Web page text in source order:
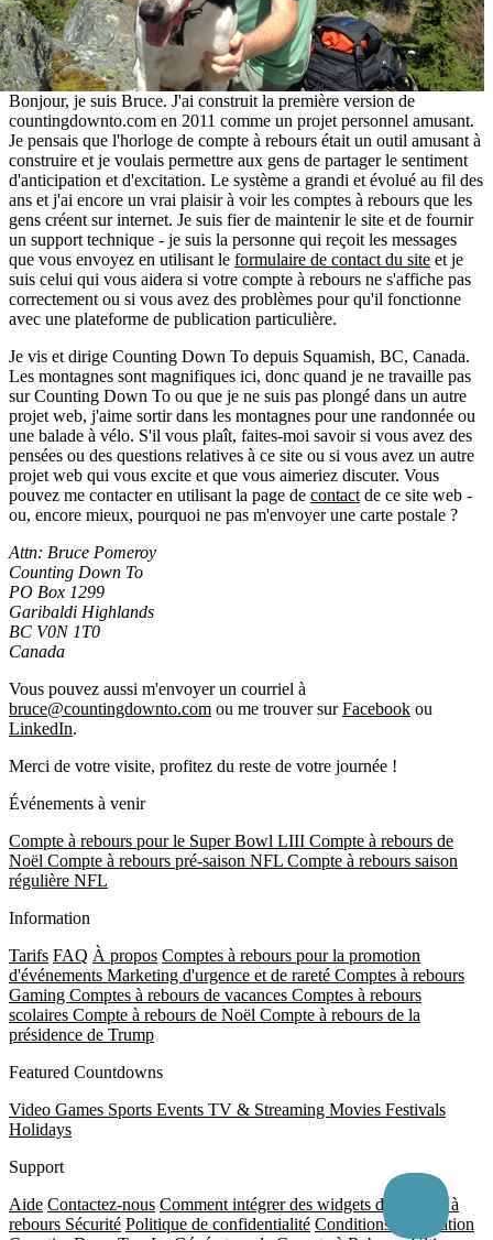
Bonjour, je suis Bruce. J'ai construit la première version de
countingdownto.com en 2011 comme un projet personnel amusant.
Je pensais que l'horloge de compte à rebours était un outil amusant à
construire et je voulais permettre aux gens de partager le sentiment
d'anticipation et d'excitation. Le système a grandi et évolué au fil des
ans et j'ai encore un vrai plaisir à voir les comptes à rebours que les
gens créent sur internet. Je suis fier de maintenir le site et de fournir
un support technique - je suis la personne qui reçoit les messages
que vous envoyez en utilisant le formulaire de contact du site et je
suis celui qui vous aidera si votre compte à rebours ne s'affiche pas
correctement ou si vous avez des problèmes pour qu'il fonctionne
avec une plateforme de publication particulière.
Je vis et dirige Counting Down To depuis Squamish, BC, Canada.
Les montagnes sont magnifiques ici, donc quand je ne travaille pas
sur Counting Down To ou que je ne suis pas plongé dans un autre
projet web, j'aime sortir dans les montagnes pour une randonnée ou
une balade à vélo. S'il vous plaît, faites-moi savoir si vous avez des
pensées ou des questions relatives à ce site ou si vous avez un autre
projet web qui vous excite et que vous aimeriez discuter. Vous
pouvez me contacter en utilisant la page de contact de ce site web -
ou, encore mieux, pourquoi ne pas m'envoyer une carte postale ?
Attn: Bruce Pomeroy
Counting Down To
PO Box 1299
Garibaldi Highlands
BC V0N 1T0
Canada
Vous pouvez aussi m'envoyer un courriel à
bruce@countingdownto.com ou me trouver surFacebook ou
LinkedIn.
Merci de votre visite, profitez du reste de votre journée !
Événements à venir
Compte à rebours pour le Super Bowl LIII Compte à rebours de
Noël Compte à rebours pré-saison NFL Compte à rebours saison
régulière NFL
Information
Tarifs FAQ À propos Comptes à rebours pour la promotion
d'événements Marketing d'urgence et de rareté Comptes à rebours
Gaming Comptes à rebours de vacances Comptes à rebours
scolaires Compte à rebours de Noël Compte à rebours de la
présidence de Trump
Featured Countdowns
Video Games Sports Events TV & Streaming Movies Festivals
Holidays
Support
Aide Contactez-nous Comment intégrer des widgets de compte à
rebours Sécurité Politique de confidentialité Conditions d'utilisation